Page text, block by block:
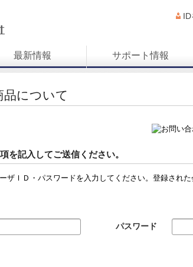
最新情報 サポート情報
品について
を記入してご送信ください。
ザＩＤ・パスワードを入力してください。登録され
パスワード